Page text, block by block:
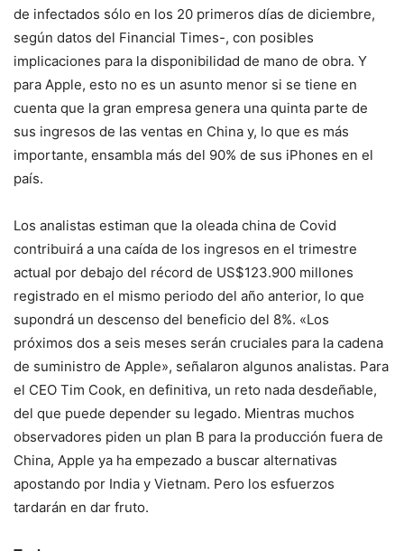
de infectados sólo en los 20 primeros días de diciembre,
según datos del Financial Times-, con posibles
implicaciones para la disponibilidad de mano de obra. Y
para Apple, esto no es un asunto menor si se tiene en
cuenta que la gran empresa genera una quinta parte de
sus ingresos de las ventas en China y, lo que es más
importante, ensambla más del 90% de sus iPhones en el
país.
Los analistas estiman que la oleada china de Covid
contribuirá a una caída de los ingresos en el trimestre
actual por debajo del récord de US$123.900 millones
registrado en el mismo periodo del año anterior, lo que
supondrá un descenso del beneficio del 8%. «Los
próximos dos a seis meses serán cruciales para la cadena
de suministro de Apple», señalaron algunos analistas. Para
el CEO Tim Cook, en definitiva, un reto nada desdeñable,
del que puede depender su legado. Mientras muchos
observadores piden un plan B para la producción fuera de
China, Apple ya ha empezado a buscar alternativas
apostando por India y Vietnam. Pero los esfuerzos
tardarán en dar fruto.